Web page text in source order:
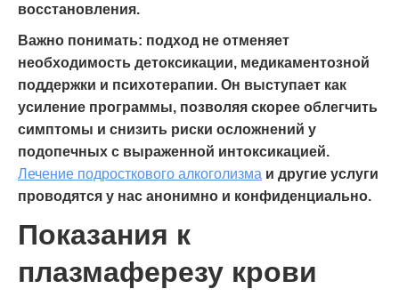
восстановления.
Важно понимать: подход не отменяет
необходимость детоксикации, медикаментозной
поддержки и психотерапии. Он выступает как
усиление программы, позволяя скорее облегчить
симптомы и снизить риски осложнений у
подопечных с выраженной интоксикацией.
Лечение подросткового алкоголизма и другие услуги
проводятся у нас анонимно и конфиденциально.
Показания к
плазмаферезу крови